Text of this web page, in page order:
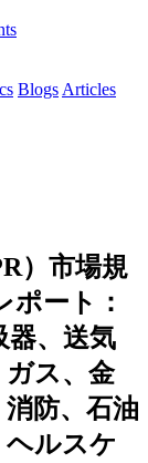
Blogs Articles
）市場規
ポート：
器、送気
ガス、金
防、石油
ヘルスケ